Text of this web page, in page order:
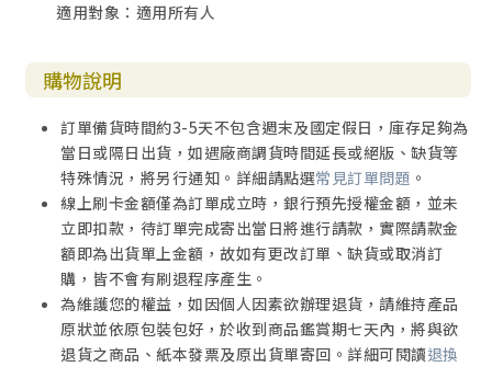
適用對象：適用所有人
購物說明
訂單備貨時間約3-5天不包含週末及國定假日，庫存足夠為
當日或隔日出貨，如遇廠商調貨時間延長或絕版、缺貨等
特殊情況，將另行通知。詳細請點選常見訂單問題 。
線上刷卡金額僅為訂單成立時，銀行預先授權金額，並未
立即扣款，待訂單完成寄出當日將進行請款，實際請款金
額即為出貨單上金額，故如有更改訂單、缺貨或取消訂
購，皆不會有刷退程序產生。
為維護您的權益，如因個人因素欲辦理退貨，請維持產品
原狀並依原包裝包好，於收到商品鑑賞期七天內，將與欲
退貨之商品、紙本發票及原出貨單寄回。詳細可閱讀退換